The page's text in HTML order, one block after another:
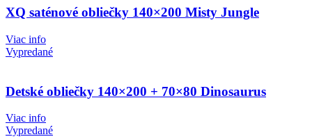
XQ saténové obliečky 140×200 Misty Jungle
Viac info
Vypredané
Detské obliečky 140×200 + 70×80 Dinosaurus
Viac info
Vypredané